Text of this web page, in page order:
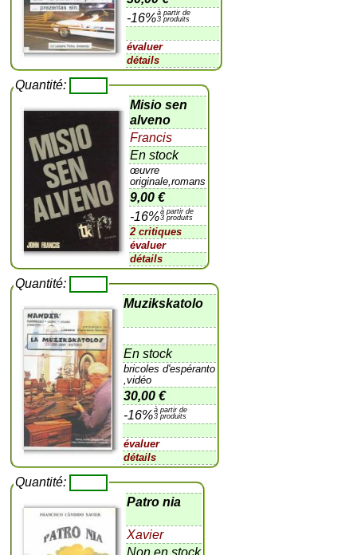
-16%à partir de
3 produits
évaluer
détails
Quantité:
Misio sen
alveno
Francis
En stock
œuvre
originale,romans
9,00 €
-16%à partir de
3 produits
2 critiques
évaluer
détails
Quantité:
Muzikskatolo
En stock
bricoles d'espéranto
,vidéo
30,00 €
-16%à partir de
3 produits
évaluer
détails
Quantité:
Patro nia
Xavier
Non en stock